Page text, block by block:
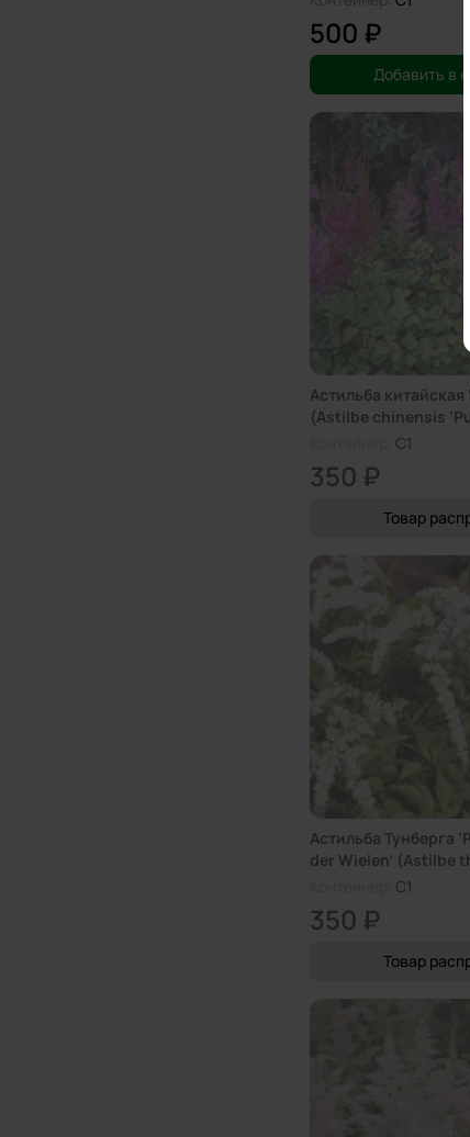
500 ₽
Добавить в
Астильба китайская
(Astilbe chinensis
C1
350 ₽
Товар
Астильба Тунберга
der Wielen’ (Astilbe
van der Wielen’)
C1
350 ₽
Товар